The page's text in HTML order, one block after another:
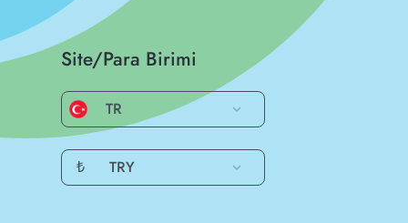
Site/Para Birimi
TR
₺ TRY